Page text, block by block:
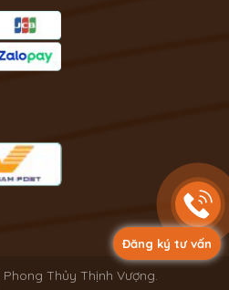
Đăng ký tư vấn
Thủy Thịnh Vượng.